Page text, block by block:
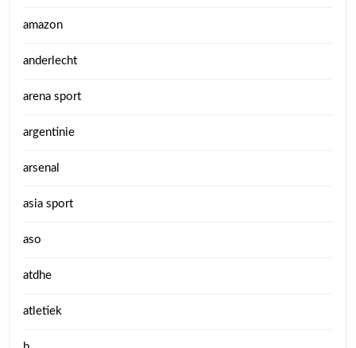
amazon
anderlecht
arena sport
argentinie
arsenal
asia sport
aso
atdhe
atletiek